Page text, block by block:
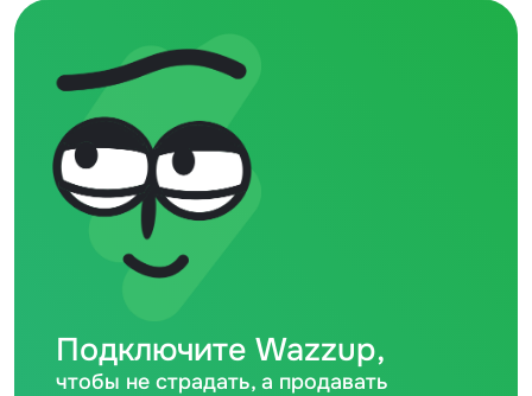
Подключите Wazzup,
чтобы не страдать, а продавать